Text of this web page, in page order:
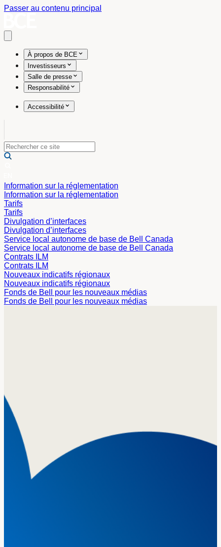
Passer au contenu principal
À propos de BCE
Investisseurs
Salle de presse
Responsabilité
Accessibilité
Information sur la réglementation
Information sur la réglementation
Tarifs
Tarifs
Divulgation d’interfaces
Divulgation d’interfaces
Service local autonome de base de Bell Canada
Service local autonome de base de Bell Canada
Contrats ILM
Contrats ILM
Nouveaux indicatifs régionaux
Nouveaux indicatifs régionaux
Fonds de Bell pour les nouveaux médias
Fonds de Bell pour les nouveaux médias